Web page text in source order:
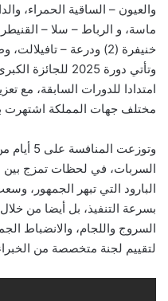
خنيفرة (2) ودرعة – تافيلالت، وطنجة – تطوان – الحسيمة.
وتأتي دورة 2025
امتدادا للدورات السابقة، مع
مختلف جهات المملكة اشتهرت
وتوزعت
السربات، في لحظات تمزج بين
البارود التي تبهر الجمهور،
بسرعة التنفيذ، بل أيضا من
السروج واللجام، والانضباط
لتقييم لجنة متخصصة من